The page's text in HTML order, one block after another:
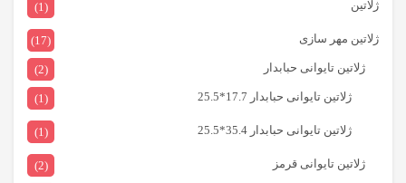
ژلاتین (1)
ژلاتین مهر سازی
(17)
ژلاتین تایوانی حبابدار
(2)
ژلاتین تایوانی حبابدار 17.7*25.5
(1)
ژلاتین تایوانی حبابدار 35.4*25.5 (1)
ژلاتین تایوانی قرمز
(2)